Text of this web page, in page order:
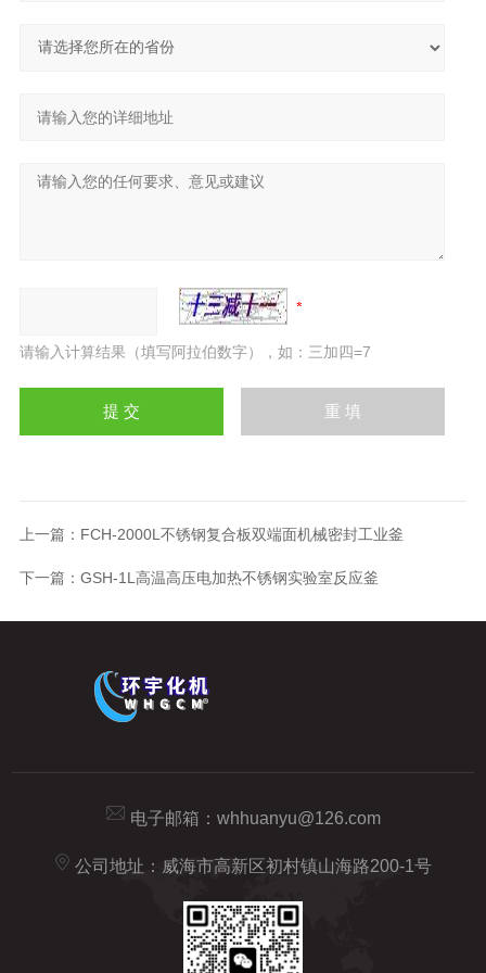
请输入计算结果（填写阿拉伯数字），如：三加四=7
上一篇： FCH-2000L不锈钢复合板双端面机械密封工业釜
下一篇： GSH-1L高温高压电加热不锈钢实验室反应釜
电子邮箱： whhuanyu@126.com
公司地址：威海市高新区初村镇山海路200-1号